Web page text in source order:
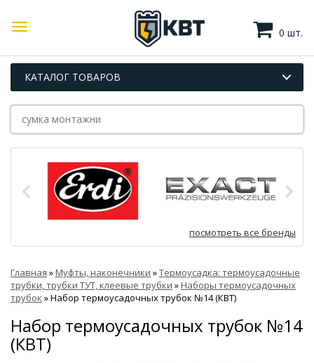
0 шт.
КАТАЛОГ ТОВАРОВ
посмотреть все бренды
Главная »Муфты, наконечники »Термоусадка: термоусадочные
трубки, трубки ТУТ, клеевые трубки »Наборы термоусадочных
трубок »Набор термоусадочных трубок №14 (КВТ)
Набор термоусадочных трубок №14
(КВТ)